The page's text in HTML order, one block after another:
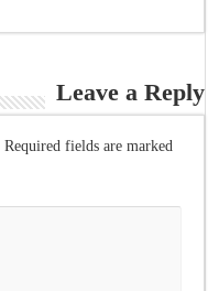
Leave a Reply
Required fields are marked